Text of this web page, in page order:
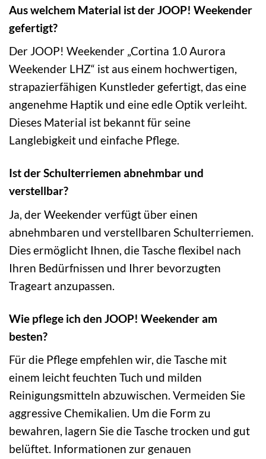
Aus welchem Material ist der JOOP! Weekender
gefertigt?
Der JOOP! Weekender „Cortina 1.0 Aurora
Weekender LHZ“ ist aus einem hochwertigen,
strapazierfähigen Kunstleder gefertigt, das eine
angenehme Haptik und eine edle Optik verleiht.
Dieses Material ist bekannt für seine
Langlebigkeit und einfache Pflege.
Ist der Schulterriemen abnehmbar und
verstellbar?
Ja, der Weekender verfügt über einen
abnehmbaren und verstellbaren Schulterriemen.
Dies ermöglicht Ihnen, die Tasche flexibel nach
Ihren Bedürfnissen und Ihrer bevorzugten
Trageart anzupassen.
Wie pflege ich den JOOP! Weekender am
besten?
Für die Pflege empfehlen wir, die Tasche mit
einem leicht feuchten Tuch und milden
Reinigungsmitteln abzuwischen. Vermeiden Sie
aggressive Chemikalien. Um die Form zu
bewahren, lagern Sie die Tasche trocken und gut
belüftet. Informationen zur genauen